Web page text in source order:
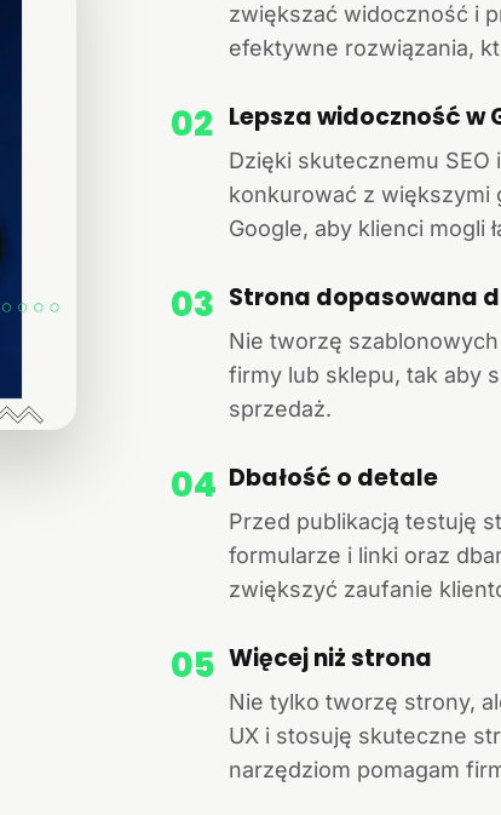
zwiększać widoczność i
efektywne rozwiązania,
02 Lepsza widoczność w
Dzięki skutecznemu
konkurować z większymi
Google, aby klienci mogli
03 Strona dopasowana
Nie tworzę
firmy lub sklepu, tak aby
sprzedaż.
04 Dbałość o detale
Przed publikacją testuję
formularze i linki oraz
zwiększyć zaufanie
05 Więcej niż strona
Nie tylko tworzę strony,
UX i stosuję skuteczne
narzędziom pomagam